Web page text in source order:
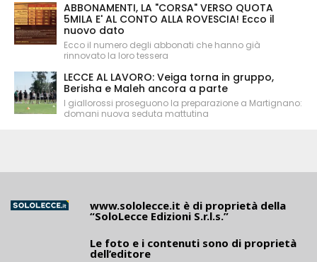
ABBONAMENTI, LA "CORSA" VERSO QUOTA
5MILA E' AL CONTO ALLA ROVESCIA! Ecco il
nuovo dato
Ecco il numero degli abbonati che hanno già
rinnovato la loro tessera
LECCE AL LAVORO: Veiga torna in gruppo,
Berisha e Maleh ancora a parte
I giallorossi proseguono la preparazione a Martignano:
domani nuova seduta mattutina
www.sololecce.it è di proprietà della
“SoloLecce Edizioni S.r.l.s.”
Le foto e i contenuti sono di proprietà
dell’editore